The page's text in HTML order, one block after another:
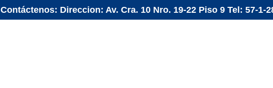
Contáctenos: Direccion: Av. Cra. 10 Nro. 19-22 Piso 9 Tel: 57-1-